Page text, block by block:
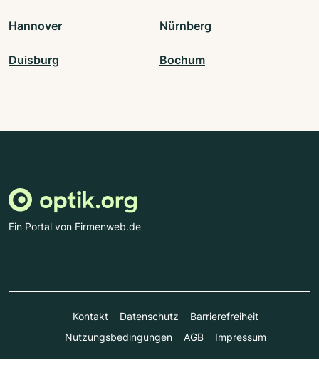
Hannover Nürnberg
Duisburg Bochum
Ein Portal von Firmenweb.de
Kontakt Datenschutz
Barrierefreiheit
Nutzungsbedingungen
AGB Impressum